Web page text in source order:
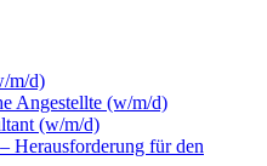
m/d)
Angestellte (w/m/d)
(w/m/d)
Herausforderung für den